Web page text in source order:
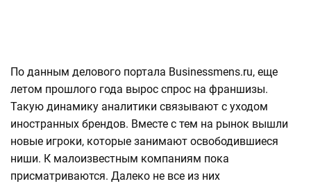
По данным делового портала Businessmens.ru, еще
летом прошлого года вырос спрос на франшизы.
Такую динамику аналитики связывают с уходом
иностранных брендов. Вместе с тем на рынок вышли
новые игроки, которые занимают освободившиеся
ниши. К малоизвестным компаниям пока
присматриваются. Далеко не все из них